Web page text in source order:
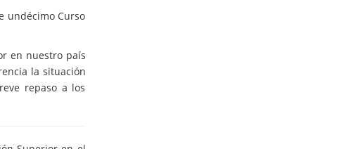
undécimo Curso
en nuestro país
la situación
repaso a los